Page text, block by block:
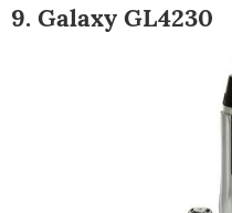
9. Galaxy GL4230